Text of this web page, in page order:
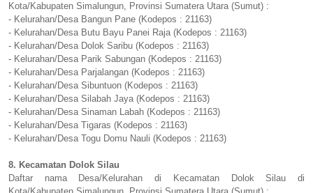
Kota/Kabupaten Simalungun, Provinsi Sumatera Utara (Sumut) :
- Kelurahan/Desa Bangun Pane (Kodepos : 21163)
- Kelurahan/Desa Butu Bayu Panei Raja (Kodepos : 21163)
- Kelurahan/Desa Dolok Saribu (Kodepos : 21163)
- Kelurahan/Desa Parik Sabungan (Kodepos : 21163)
- Kelurahan/Desa Parjalangan (Kodepos : 21163)
- Kelurahan/Desa Sibuntuon (Kodepos : 21163)
- Kelurahan/Desa Silabah Jaya (Kodepos : 21163)
- Kelurahan/Desa Sinaman Labah (Kodepos : 21163)
- Kelurahan/Desa Tigaras (Kodepos : 21163)
- Kelurahan/Desa Togu Domu Nauli (Kodepos : 21163)
8. Kecamatan Dolok Silau
Daftar nama Desa/Kelurahan di Kecamatan Dolok Silau di